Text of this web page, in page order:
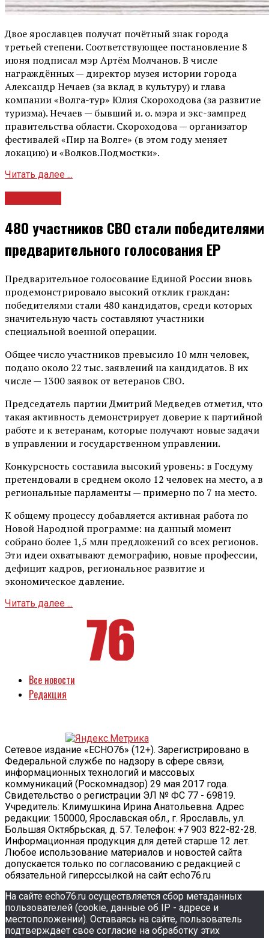
Двое ярославцев получат почётный знак города
третьей степени. Соответствующее постановление 8
июня подписал мэр Артём Молчанов. В числе
награждённых — директор музея истории города
Александр Нечаев (за вклад в культуру) и глава
компании «Волга-тур» Юлия Скороходова (за развитие
туризма). Нечаев — бывший и. о. мэра и экс-зампред
правительства области. Скороходова — организатор
фестивалей «Пир на Волге» (в этом году меняет
локацию) и «Волков.Подмостки».
Читать далее ...
480 участников СВО стали победителями
предварительного голосования ЕР
Предварительное голосование Единой России вновь
продемонстрировало высокий отклик граждан:
победителями стали 480 кандидатов, среди которых
значительную часть составляют участники
специальной военной операции.
Общее число участников превысило 10 млн человек,
подано около 22 тыс. заявлений на кандидатов. В их
числе — 1300 заявок от ветеранов СВО.
Председатель партии Дмитрий Медведев отметил, что
такая активность демонстрирует доверие к партийной
работе и к ветеранам, которые получают новые задачи
в управлении и государственном управлении.
Конкурсность составила высокий уровень: в Госдуму
претендовали в среднем около 12 человек на место, а в
региональные парламенты — примерно по 7 на место.
К общему процессу добавляется активная работа по
Новой Народной программе: на данный момент
собрано более 1,5 млн предложений со всех регионов.
Эти идеи охватывают демографию, новые профессии,
дефицит кадров, региональное развитие и
экономическое давление.
Читать далее ...
Все новости
Редакция
Сетевое издание «ECHO76» (12+). Зарегистрировано в
Федеральной службе по надзору в сфере связи,
информационных технологий и массовых
коммуникаций (Роскомнадзор) 29 мая 2017 года.
Свидетельство о регистрации ЭЛ № ФС 77 - 69819.
Учредитель: Климушкина Ирина Анатольевна. Адрес
редакции: 150000, Ярославская обл., г. Ярославль, ул.
Большая Октябрьская, д. 57. Телефон: +7 903 822-82-28.
Информационная продукция для детей старше 12 лет.
Любое использование материалов и новостей сайта
допускается только по согласованию с редакцией с
обязательной гиперссылкой на сайт echo76.ru
На сайте echo76.ru осуществляется сбор метаданных
пользователей (cookie, данные об IP - адресе и
местоположении). Оставаясь на сайте, пользователь
подтверждает свое согласие на обработку этих